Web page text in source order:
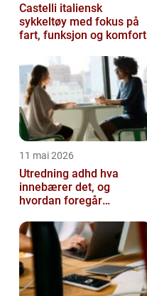
Castelli italiensk
sykkeltøy med fokus på
fart, funksjon og komfort
11 mai 2026
Utredning adhd hva
innebærer det, og
hvordan foregår